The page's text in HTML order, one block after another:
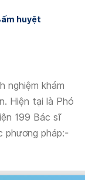
huyệt
nghiệm khám
Hiện tại là Phó
199 Bác sĩ
phương pháp:-